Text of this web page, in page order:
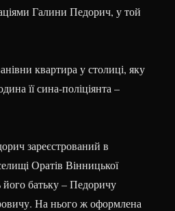
Галини Педорич, у той
квартира у столиці, яку
її сина-поліціянта –
зареєстрований в
Оратів Вінницької
його батьку – Педоричу
На нього ж оформлена